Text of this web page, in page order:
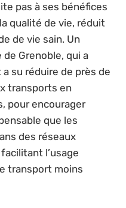
pas à ses bénéfices
qualité de vie, réduit
de vie sain. Un
Grenoble, qui a
su réduire de près de
transports en
pour encourager
que les
des réseaux
l’usage
transport moins